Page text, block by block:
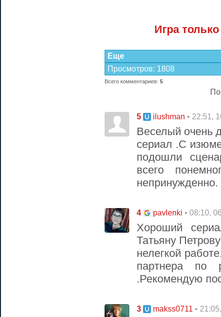
Игра
Еще
Просмотров: 1808
Всего комментариев: 5
5 ilushman • 22:51,
Веселый очень
сериал .С
подошли
всего
4 pavlenki • 08:10,
Хороший
Татьяну
нелегкой
партнера по
.Рекомендую
3 makss0711 •